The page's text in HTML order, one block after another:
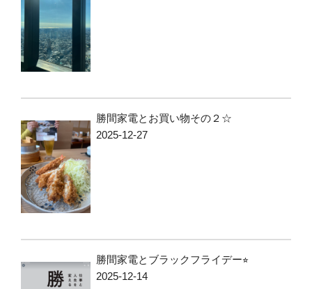
勝間家電とお買い物その２☆
2025-12-27
勝間家電とブラックフライデー⭐︎
2025-12-14